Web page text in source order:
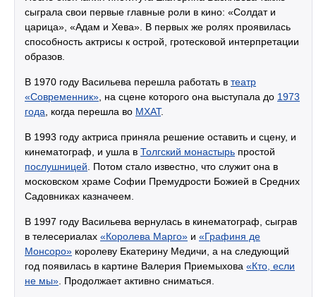
сыграла свои первые главные роли в кино: «Солдат и
царица», «Адам и Хева». В первых же ролях проявилась
способность актрисы к острой, гротесковой интерпретации
образов.
В 1970 году Васильева перешла работать в театр
«Современник» , на сцене которого она выступала до 1973
года , когда перешла во МХАТ.
В 1993 году актриса приняла решение оставить и сцену, и
кинематограф, и ушла в Толгский монастырь простой
послушницей . Потом стало известно, что служит она в
московском храме Софии Премудрости Божией в Средних
Садовниках казначеем.
В 1997 году Васильева вернулась в кинематограф, сыграв
в телесериалах «Королева Марго» и «Графиня де
Монсоро» королеву Екатерину Медичи, а на следующий
год появилась в картине Валерия Приемыхова «Кто, если
не мы» . Продолжает активно сниматься.